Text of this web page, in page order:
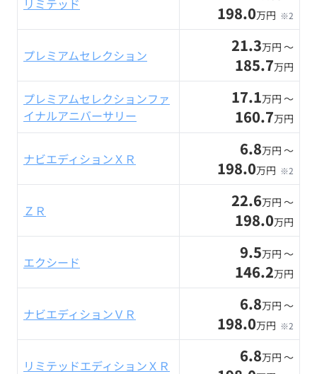
リミテッド 198.0万円 ※2
プレミアムセレクション 21.3万円 〜
185.7万円
プレミアムセレクションファ
イナルアニバーサリー
17.1万円 〜
160.7万円
ナビエディションＸＲ 6.8万円 〜
198.0万円 ※2
ＺＲ 22.6万円 〜
198.0万円
エクシード 9.5万円 〜
146.2万円
ナビエディションＶＲ 6.8万円 〜
198.0万円 ※2
リミテッドエディションＸＲ 6.8万円 〜